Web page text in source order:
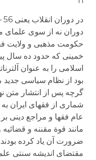
دوران نه از سوی علمای
حکومت مذهبی و ولایت
خمینی که حدود ده سال
اسلامی را به عنوان
بود از نظام سیاسی جدید
گرچه پس از انتشار متن
شماری از فقهای ایران
عام فقها و مراجع دینی
مانند قوة مقننه و
ضرورت آن یاد کرده
مقتضای اندیشه سنتی